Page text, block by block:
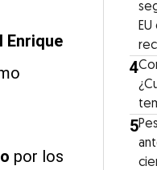
Enrique
por los
4
5